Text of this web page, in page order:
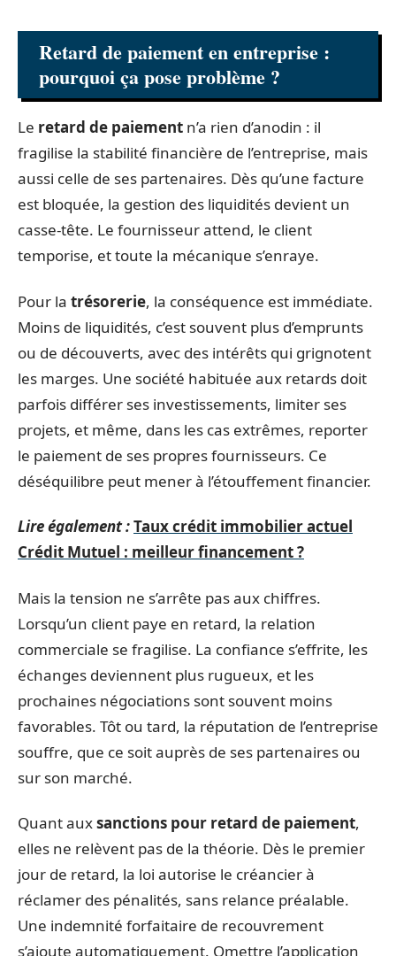
Retard de paiement en entreprise :
pourquoi ça pose problème ?
Le retard de paiement n’a rien d’anodin : il
fragilise la stabilité financière de l’entreprise, mais
aussi celle de ses partenaires. Dès qu’une facture
est bloquée, la gestion des liquidités devient un
casse-tête. Le fournisseur attend, le client
temporise, et toute la mécanique s’enraye.
Pour la trésorerie, la conséquence est immédiate.
Moins de liquidités, c’est souvent plus d’emprunts
ou de découverts, avec des intérêts qui grignotent
les marges. Une société habituée aux retards doit
parfois différer ses investissements, limiter ses
projets, et même, dans les cas extrêmes, reporter
le paiement de ses propres fournisseurs. Ce
déséquilibre peut mener à l’étouffement financier.
Lire également :Taux crédit immobilier actuel
Crédit Mutuel : meilleur financement ?
Mais la tension ne s’arrête pas aux chiffres.
Lorsqu’un client paye en retard, la relation
commerciale se fragilise. La confiance s’effrite, les
échanges deviennent plus rugueux, et les
prochaines négociations sont souvent moins
favorables. Tôt ou tard, la réputation de l’entreprise
souffre, que ce soit auprès de ses partenaires ou
sur son marché.
Quant auxsanctions pour retard de paiement,
elles ne relèvent pas de la théorie. Dès le premier
jour de retard, la loi autorise le créancier à
réclamer des pénalités, sans relance préalable.
Une indemnité forfaitaire de recouvrement
s’ajoute automatiquement. Omettre l’application